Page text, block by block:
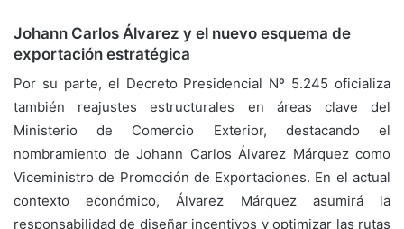
Johann Carlos Álvarez y el nuevo esquema de
exportación estratégica
Por su parte, el Decreto Presidencial Nº 5.245 oficializa
también reajustes estructurales en áreas clave del
Ministerio de Comercio Exterior, destacando el
nombramiento de Johann Carlos Álvarez Márquez como
Viceministro de Promoción de Exportaciones. En el actual
contexto económico, Álvarez Márquez asumirá la
responsabilidad de diseñar incentivos y optimizar las rutas